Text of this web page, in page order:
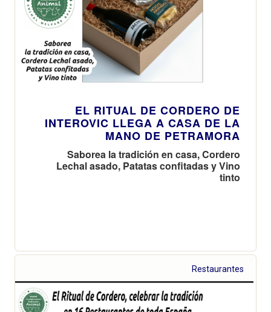
EL RITUAL DE CORDERO DE
INTEROVIC LLEGA A CASA DE LA
MANO DE PETRAMORA
Saborea la tradición en casa, Cordero
Lechal asado, Patatas confitadas y Vino
tinto
Restaurantes